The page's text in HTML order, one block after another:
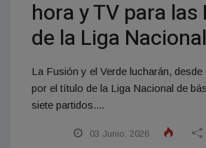
hora y TV para las
de la Liga Nacional
La Fusión y el Verde lucharán, desde
por el título de la Liga Nacional de
siete partidos....
03 Junio, 2026